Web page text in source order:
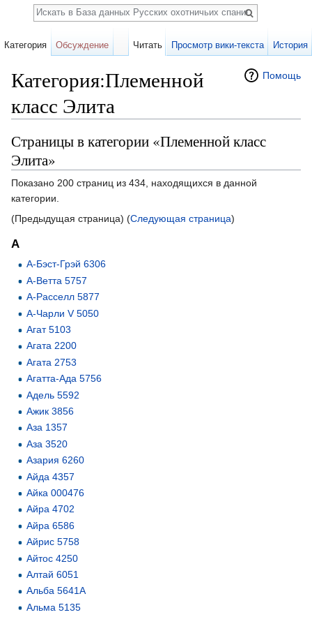
Помощь
Категория:Племенной
класс Элита
Страницы в категории «Племенной класс
Элита»
Показано 200 страниц из 434, находящихся в данной
категории.
(Предыдущая страница) (Следующая страница)
А
А-Бэст-Грэй 6306
А-Ветта 5757
А-Расселл 5877
А-Чарли V 5050
Агат 5103
Агата 2200
Агата 2753
Агатта-Ада 5756
Адель 5592
Ажик 3856
Аза 1357
Аза 3520
Азария 6260
Айда 4357
Айка 000476
Айра 4702
Айра 6586
Айрис 5758
Айтос 4250
Алтай 6051
Альба 5641А
Альма 5135
Категория Обсуждение Читать Просмотр вики-текста История
Поиск